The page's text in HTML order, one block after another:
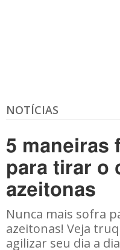
NOTÍCIAS
5 maneiras
para tirar o
azeitonas
Nunca mais sofra
azeitonas! Veja
agilizar seu dia a